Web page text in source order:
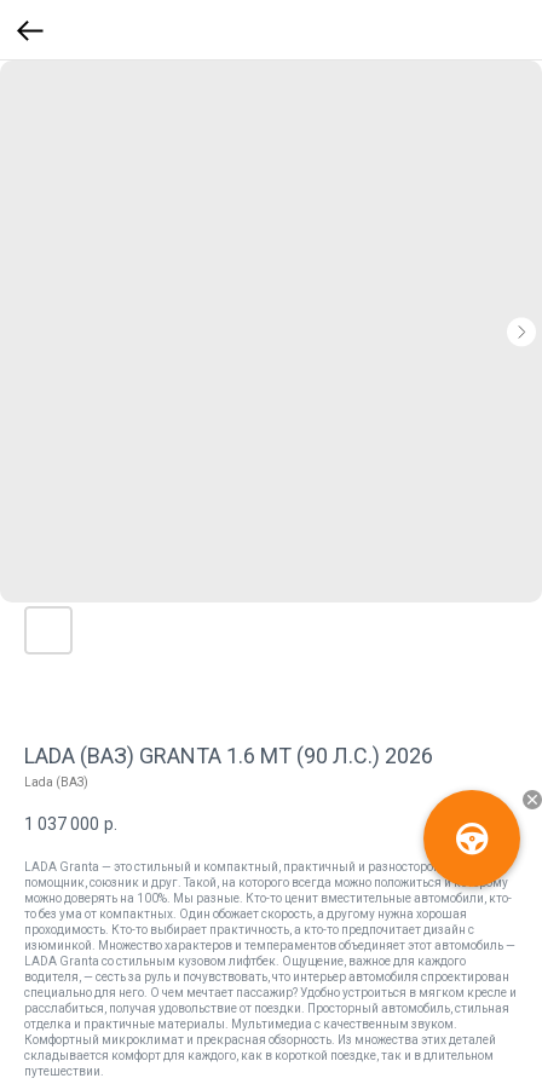
LADA (ВАЗ) GRANTA 1.6 MT (90 Л.С.) 2026
Lada (ВАЗ)
1 037 000 р.
LADA Granta — это стильный и компактный, практичный и разносторонний
помощник, союзник и друг. Такой, на которого всегда можно положиться и которому
можно доверять на 100%. Мы разные. Кто-то ценит вместительные автомобили, кто-
то без ума от компактных. Один обожает скорость, а другому нужна хорошая
проходимость. Кто-то выбирает практичность, а кто-то предпочитает дизайн с
изюминкой. Множество характеров и темпераментов объединяет этот автомобиль —
LADA Granta со стильным кузовом лифтбек. Ощущение, важное для каждого
водителя, — сесть за руль и почувствовать, что интерьер автомобиля спроектирован
специально для него. О чем мечтает пассажир? Удобно устроиться в мягком кресле и
расслабиться, получая удовольствие от поездки. Просторный автомобиль, стильная
отделка и практичные материалы. Мультимедиа с качественным звуком.
Комфортный микроклимат и прекрасная обзорность. Из множества этих деталей
складывается комфорт для каждого, как в короткой поездке, так и в длительном
путешествии.